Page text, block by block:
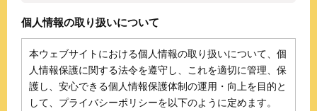
個人情報の取り扱いについて
本ウェブサイトにおける個人情報の取り扱いについて、個
人情報保護に関する法令を遵守し、これを適切に管理、保
護し、安心できる個人情報保護体制の運用・向上を目的と
して、プライバシーポリシーを以下のように定めます。